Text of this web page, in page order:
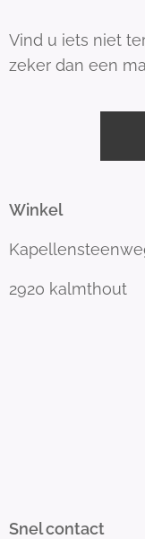
Vind u iets niet
zeker dan een
Winkel
2920 kalmthout
Snel contact